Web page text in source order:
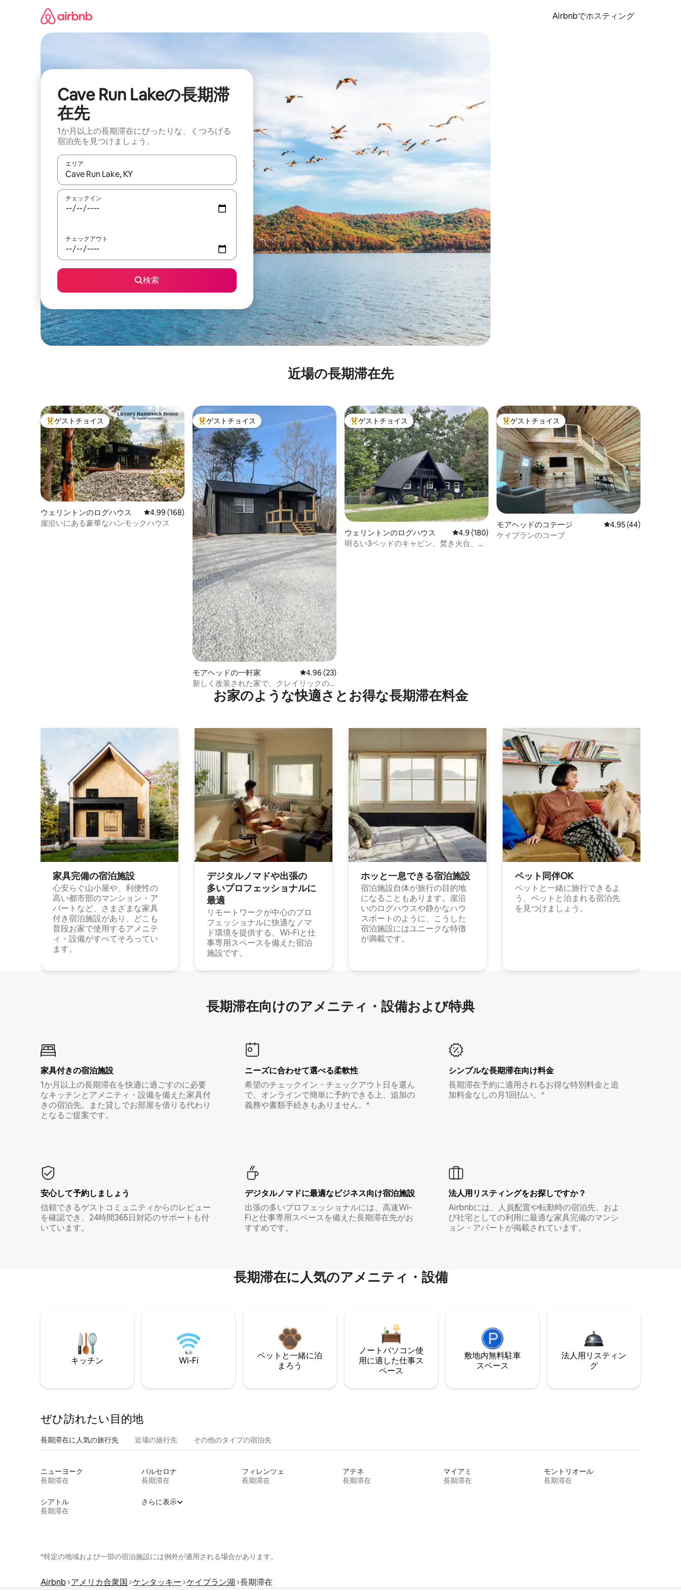
Airbnbでホスティング
Cave Run Lakeの長期滞
在先
1か月以上の長期滞在にぴったりな、くつろげる
宿泊先を見つけましょう。
エリア
検索結果が表示されたら、上下の矢印キーを使って移動するか、画面をタッチまたはスワイプして検索結果を確認することができます。
チェックイン
チェックアウト
検索
近場の長期滞在先
大好評のゲストチョイスです。
ゲストチョイス
ウェリントンのログハウス レビュー168件、5つ星中4.99つ星の平均評価
4.99 (168)
崖沿いにある豪華なハンモックハウス
大好評のゲストチョイスです。
ゲストチョイス
モアヘッドの一軒家 レビュー23件、5つ星中4.96つ星の平均評価
4.96 (23)
新しく改装された家で、クレイリックの
ボートランプから1.5マイルです。
大好評のゲストチョイスです。
ゲストチョイス
ウェリントンのログハウス レビュー180件、5つ星中4.9つ星の平均評価
4.9 (180)
明るい3ベッドのキャビン、焚き火台、ジ
大好評のゲストチョイスです。
ゲストチョイス
モアヘッドのコテージ レビュー44件、5つ
4.95 (44)
ケイブランのコーブ
お家のような快⁠適⁠さ⁠とお⁠得⁠な長⁠期⁠滞⁠在料⁠金
家具完備の宿⁠泊⁠施⁠設
心安らぐ山小屋や、利便性の
高い都市部のマンション・ア
パートなど、さまざまな家具
付き宿泊施設があり、どこも
普段お家で使用するアメニテ
ィ・設備がすべてそろってい
ます。
デジタルノマドや出⁠張⁠の
多⁠いプ⁠ロ⁠フ⁠ェ⁠ッ⁠シ⁠ョ⁠ナ⁠ル⁠に
最⁠適
リモートワークが中心のプロ
フェッショナルに快適なノマ
ド環境を提供する、Wi-Fiと仕
事専用スペースを備えた宿泊
施設です。
ホッと一⁠息⁠で⁠き⁠る宿⁠泊施⁠設
宿泊施設自体が旅行の目的地
になることもあります。崖沿
いのログハウスや静かなハウ
スボートのように、こうした
宿泊施設にはユニークな特徴
が満載です。
ペット同⁠伴OK
ペットと一緒に旅行できるよ
う、ペットと泊まれる宿泊先
を見つけましょう。
長期滞在向け⁠のア⁠メ⁠ニ⁠テ⁠ィ⁠・設⁠備⁠および特⁠典
家具付き⁠の宿⁠泊⁠施⁠設
1か月以上の長期滞在を快適に過ごすのに必要
なキッチンとアメニティ・設備を備えた家具付
きの宿泊先。また貸しでお部屋を借りる代わり
となるご提案です。
ニーズに合わせて選べる柔軟性
希望のチェックイン・チェックアウト日を選ん
で、オンラインで簡単に予約できる上、追加の
義務や書類手続きもありません。*
シンプルな長期滞在向け料金
長期滞在予約に適用されるお得な特別料金と追
加料金なしの月1回払い。*
安心して予約しましょう
信頼できるゲストコミュニティからのレビュー
を確認でき、24時間365日対応のサポートも付
いています。
デジタルノマド⁠に最⁠適⁠なビ⁠ジ⁠ネ⁠ス⁠向⁠け宿⁠泊⁠施⁠設
出張の多いプロフェッショナルには、高速Wi-
Fiと仕事専用スペースを備えた長期滞在先がお
すすめです。
法人用リスティングをお探しですか？
Airbnbには、人員配置や転勤時の宿泊先、およ
び社宅としての利用に最適な家具完備のマンシ
ョン・アパートが掲載されています。
長期滞在に人気のアメニティ・設備
キッチン Wi-Fi
ペットと一緒に泊
まろう
ノートパソコン使
用に適した仕事ス
ペース
敷地内無料駐⁠車
ス⁠ペ⁠ー⁠ス
法人用リスティン
グ
ぜひ訪⁠れ⁠た⁠い目⁠的⁠地
長期滞在に人気の旅行先 近場の旅行先 その他のタ⁠イ⁠プ⁠の宿⁠泊⁠先
ニューヨーク
長期滞在
バルセロナ
長期滞在
フィレンツェ
長期滞在
アテネ
長期滞在
マイアミ
長期滞在
モントリオール
長期滞在
シアトル
長期滞在
さらに表示
*特定の地域および一部の宿泊施設には例外が適用される場合があります。
Airbnb アメリカ合衆国 ケンタッキー ケイブラン湖 長期滞在